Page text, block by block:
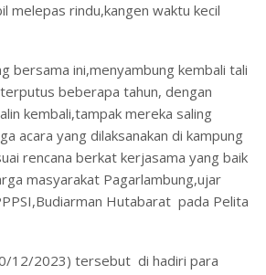
melepas rindu,kangen waktu kecil
bersama ini,menyambung kembali tali
beberapa tahun, dengan
kembali,tampak mereka saling
acara yang dilaksanakan di kampung
rencana berkat kerjasama yang baik
masyarakat Pagarlambung,ujar
Hutabarat pada Pelita
12/2023) tersebut di hadiri para